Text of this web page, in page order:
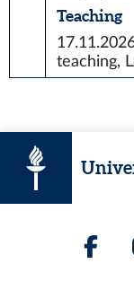
Teaching
teaching,